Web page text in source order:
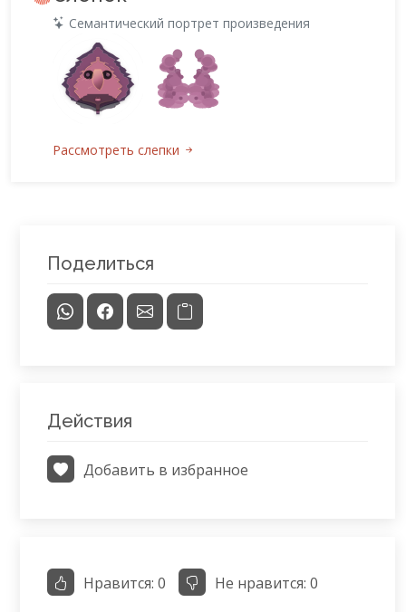
Семантический портрет произведения
Рассмотреть слепки
Поделиться
Действия
Добавить в избранное
Нравится: 0 Не нравится: 0